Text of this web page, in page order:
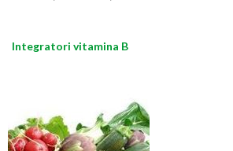
Integratori vitamina B